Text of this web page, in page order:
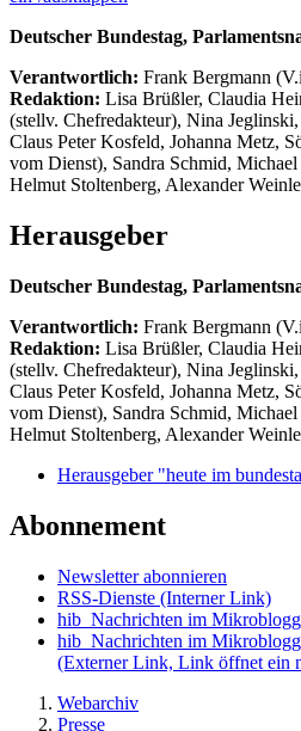
Deutscher Bundestag,
Verantwortlich: Frank Bergmann
Redaktion: Lisa Brüßler, Claudia
(stellv. Chefredakteur), Nina Jeglinski,
Claus Peter Kosfeld, Johanna Metz,
vom Dienst), Sandra Schmid,
Helmut Stoltenberg, Alexander
Herausgeber
Deutscher Bundestag,
Verantwortlich: Frank Bergmann
Redaktion: Lisa Brüßler, Claudia
(stellv. Chefredakteur), Nina Jeglinski,
Claus Peter Kosfeld, Johanna Metz,
vom Dienst), Sandra Schmid,
Helmut Stoltenberg, Alexander
Herausgeber "heute im
Abonnement
Newsletter abonnieren
RSS-Dienste (Interner Link)
hib_Nachrichten im
hib_Nachrichten im
(Externer Link, Link öffnet ein
Webarchiv
Presse